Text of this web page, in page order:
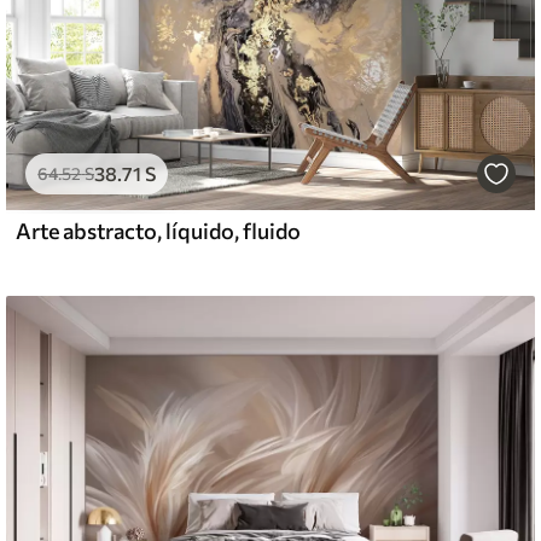
64.52S38 .71S
Arte abstracto, líquido, fluido